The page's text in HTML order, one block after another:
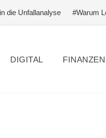
#Warum
DIGITAL FINANZEN